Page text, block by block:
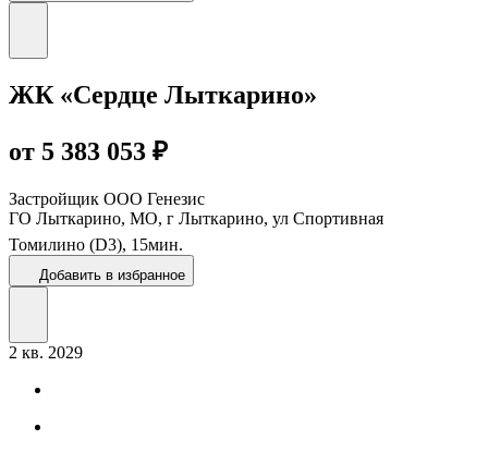
ЖК «Сердце Лыткарино»
от 5 383 053 ₽
Застройщик ООО Генезис
ГО Лыткарино, МО, г Лыткарино, ул Спортивная
Томилино (D3), 15мин.
Добавить в избранное
2 кв. 2029